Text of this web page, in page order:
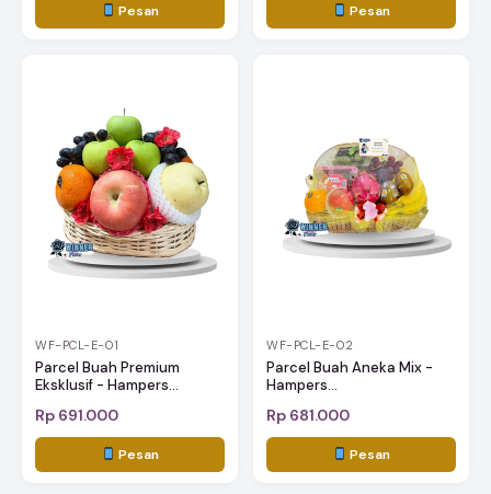
Pesan Pesan
WF-PCL-E-01
Parcel Buah Premium
Eksklusif - Hampers...
Rp 691.000
Pesan
WF-PCL-E-02
Parcel Buah Aneka Mix -
Hampers...
Rp 681.000
Pesan